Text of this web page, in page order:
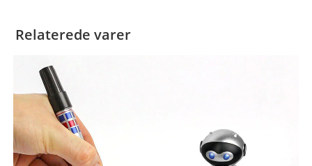
Relaterede varer